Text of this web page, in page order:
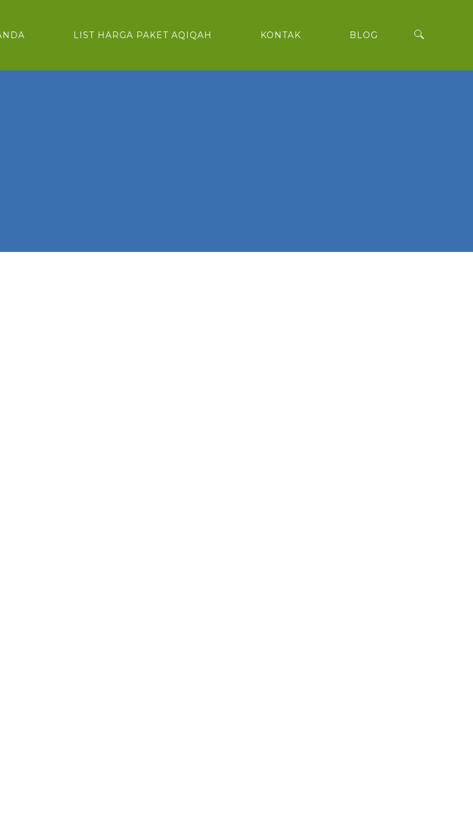
LIST HARGA PAKET AQIQAH KONTAK BLOG